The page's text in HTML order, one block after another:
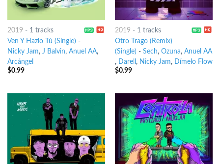
2019 - 1 tracks
Ven Y Hazlo Tú (Single) -
Nicky Jam, J Balvin, Anuel AA,
Arcángel
$0.99
2019 - 1 tracks
Otro Trago (Remix)
(Single) - Sech, Ozuna, Anuel AA
, Darell , Nicky Jam, Dímelo Flow
$0.99